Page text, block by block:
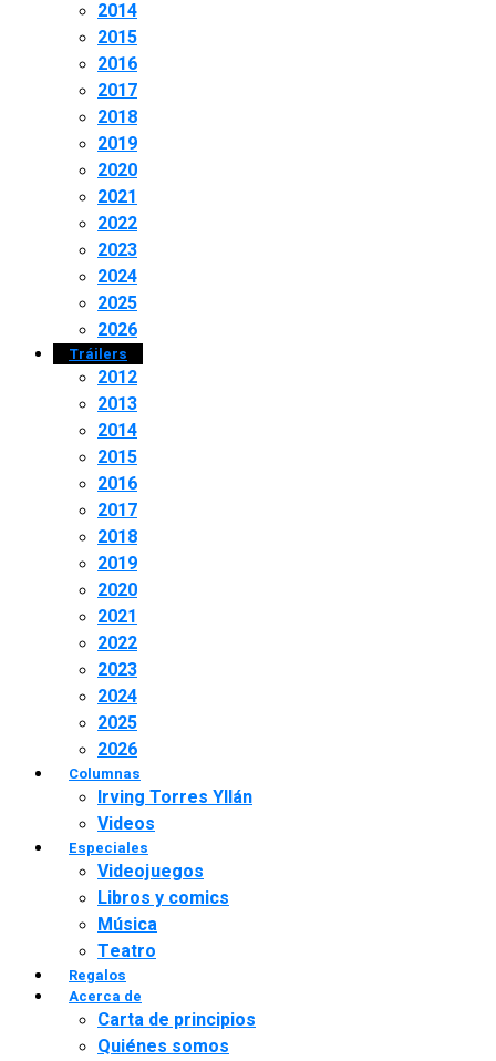
2014
2015
2016
2017
2018
2019
2020
2021
2022
2023
2024
2025
2026
Tráilers
2012
2013
2014
2015
2016
2017
2018
2019
2020
2021
2022
2023
2024
2025
2026
Columnas
Irving Torres Yllán
Videos
Especiales
Videojuegos
Libros y comics
Música
Teatro
Regalos
Acerca de
Carta de principios
Quiénes somos